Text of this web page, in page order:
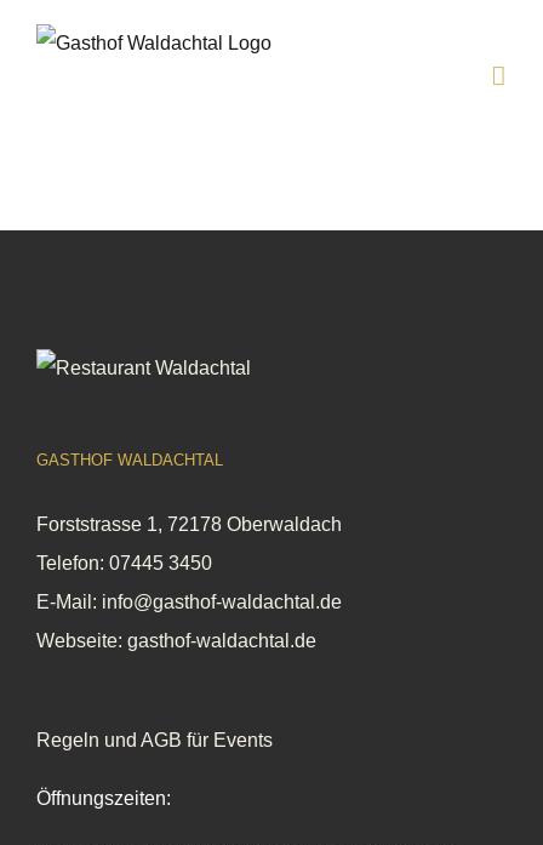
springen
GASTHOF WALDACHTAL
Forststrasse 1, 72178 Oberwaldach
Telefon: 07445 3450
E-Mail: info@gasthof-waldachtal.de
Webseite: gasthof-waldachtal.de
Regeln und AGB für Events
Öffnungszeiten: